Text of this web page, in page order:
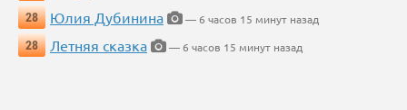
28
Юлия Дубинина
— 6 часов 15 минут назад
28
Летняя сказка — 6 часов 15 минут назад